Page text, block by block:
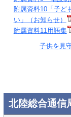
附属資料10「子ど
い」（お知らせ）
附属資料11用語集
子供を見
北陸総合通信